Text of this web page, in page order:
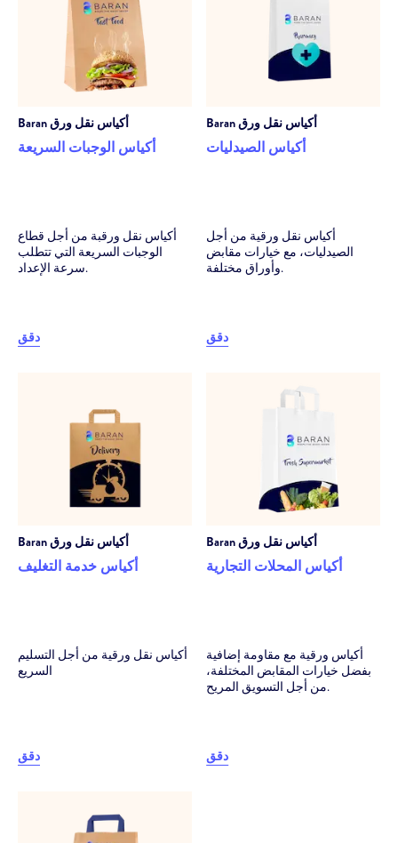
Baranأكياس نقل ورق
أكياس الوجبات السريعة
أكياس نقل ورقبة من أجل قطاع
الوجبات السريعة التي تتطلب
سرعة الإعداد.
دقق
Baranأكياس نقل ورق
أكياس الصيدليات
أكياس نقل ورقية من أجل
الصيدليات، مع خيارات مقابض
وأوراق مختلفة.
دقق
Baranأكياس نقل ورق
أكياس خدمة التغليف
أكياس نقل ورقية من أجل التسليم
السريع
دقق
Baranأكياس نقل ورق
أكياس المحلات التجارية
أكياس ورقية مع مقاومة إضافية
بفضل خيارات المقابض المختلفة،
من أجل التسويق المريح.
دقق